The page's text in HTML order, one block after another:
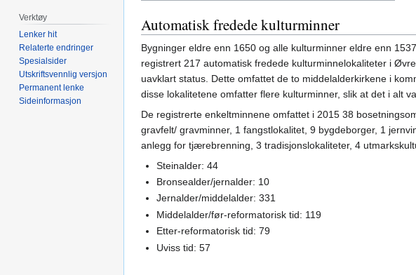
Automatisk fredede kulturminner
Bygninger eldre enn 1650 og alle kulturminner eldre enn
registrert 217 automatisk fredede kulturminnelokaliteter i
uavklart status. Dette omfattet de to middelalderkirkene i
disse lokalitetene omfatter flere kulturminner, slik at det i alt
De registrerte enkeltminnene omfattet i 2015 38
gravfelt/ gravminner, 1 fangstlokalitet, 9 bygdeborger, 1
anlegg for tjærebrenning, 3 tradisjonslokaliteter, 4
Steinalder: 44
Bronsealder/jernalder: 10
Jernalder/middelalder: 331
Middelalder/før-reformatorisk tid: 119
Etter-reformatorisk tid: 79
Uviss tid: 57
Verktøy
Lenker hit
Relaterte endringer
Spesialsider
Utskriftsvennlig versjon
Permanent lenke
Sideinformasjon